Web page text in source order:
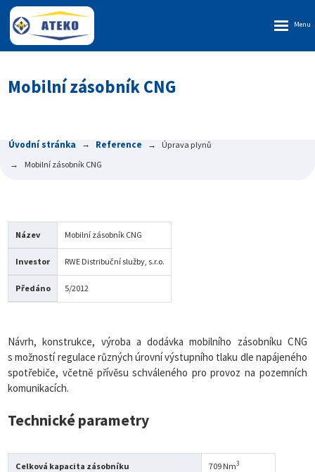
Mobilní zásobník CNG
Úvodní stránka Reference
Úprava plynů
Mobilní zásobník CNG
Název Mobilní zásobník CNG
Investor RWE Distribuční služby, s.r.o.
Předáno 5/2012
Návrh, konstrukce, výroba a dodávka mobilního zásobníku CNG
s možností regulace různých úrovní výstupního tlaku dle napájeného
spotřebiče, včetně přívěsu schváleného pro provoz na pozemních
komunikacích.
Technické parametry
Celková kapacita zásobníku 709 Nm3